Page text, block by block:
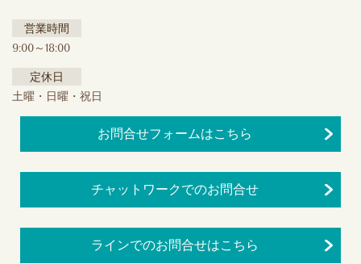
営業時間
9:00～18:00
定休日
土曜・日曜・祝日
お問合せフォームはこちら
チャットワークでのお問合せ
ラインでのお問合せはこちら